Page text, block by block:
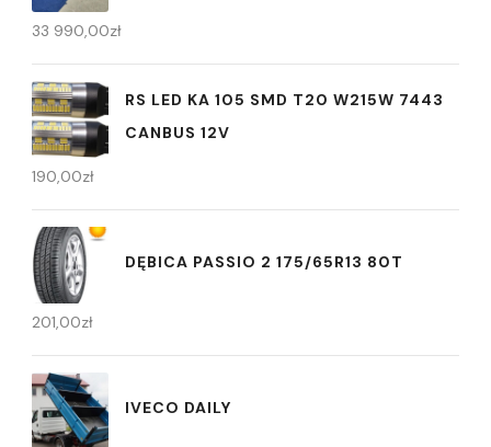
33 990,00zł
RS LED KA 105 SMD T20 W215W 7443
CANBUS 12V
190,00zł
DĘBICA PASSIO 2 175/65R13 80T
201,00zł
IVECO DAILY